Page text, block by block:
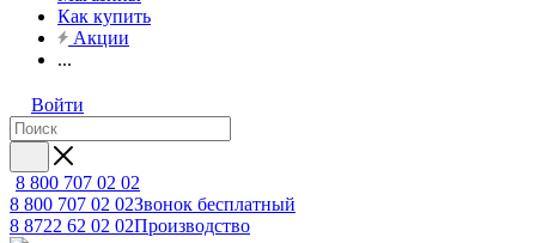
Как купить
Акции
...
Войти
8 800 707 02 02
8 800 707 02 02Звонок бесплатный
8 8722 62 02 02Производство